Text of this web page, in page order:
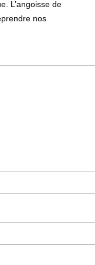
L’angoisse de
nos
de réalités
de la